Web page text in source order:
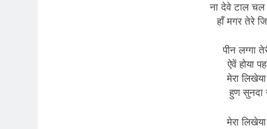
ना देवे टाल चल
हाँ मगर तेरे
पीन लग्गा
ऐवें होया
मेरा
हुण सुनदा
मेरा